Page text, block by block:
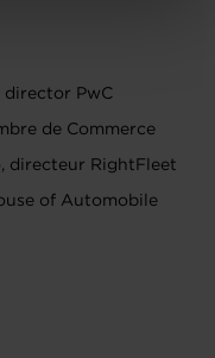
director PwC
de Commerce
directeur RightFleet
of Automobile